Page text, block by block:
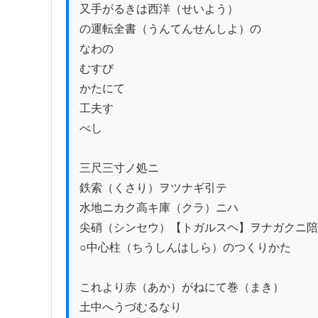
又手がるきは西洋（せいよう）
の運転全書（うんてんせんしよ）の
なわの
むすび
かたにて
工夫す
べし
三尺三寸ノ処ニ
鉄索（くさり）ヲツナギ引テ
水地ニカク高キ庫（クラ）ニハ
尖硝（シンセウ）【トガルスヘ】ヲナガクニ
○中心柱（ちうしんはしら）のつくりかた
これより赤（あか）がねにて巻（まき）
土中へうづむるなり